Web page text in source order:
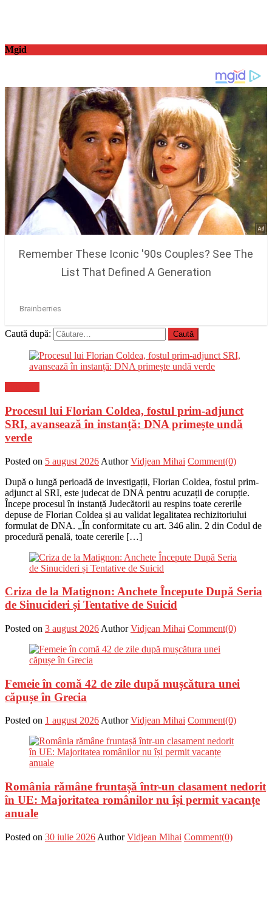
Mgid
Caută după:
Procesul lui Florian Coldea, fostul prim-adjunct
SRI, avansează în instanță: DNA primește undă
verde
Posted on 5 august 2026 Author Vidjean Mihai Comment(0)
După o lungă perioadă de investigații, Florian Coldea, fostul prim-
adjunct al SRI, este judecat de DNA pentru acuzații de corupție.
Începe procesul în instanță Judecătorii au respins toate cererile
depuse de Florian Coldea și au validat legalitatea rechizitoriului
formulat de DNA. „În conformitate cu art. 346 alin. 2 din Codul de
procedură penală, toate cererile […]
Criza de la Matignon: Anchete Începute După Seria
de Sinucideri și Tentative de Suicid
Posted on 3 august 2026 Author Vidjean Mihai Comment(0)
Femeie în comă 42 de zile după mușcătura unei
căpușe în Grecia
Posted on 1 august 2026 Author Vidjean Mihai Comment(0)
România rămâne fruntașă într-un clasament nedorit
în UE: Majoritatea românilor nu își permit vacanțe
anuale
Posted on 30 iulie 2026 Author Vidjean Mihai Comment(0)